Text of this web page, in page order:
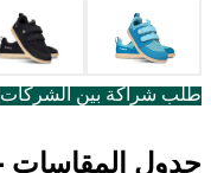
طلب شراكة بين الشركات
جدول المقاسات -